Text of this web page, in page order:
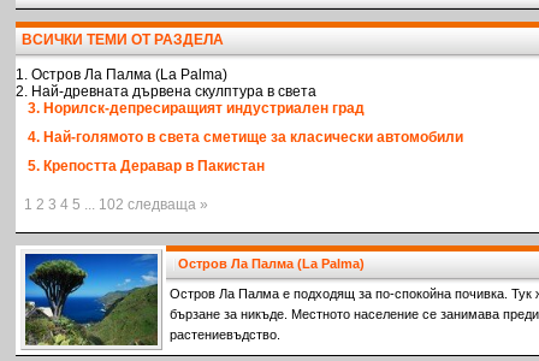
ВСИЧКИ ТЕМИ ОТ РАЗДЕЛА
1. Остров Ла Палма (La Palma)
2. Най-древната дървена скулптура в света
3. Норилск-депресиращият индустриален град
4. Най-голямото в света сметище за класически автомобили
5. Крепостта Деравар в Пакистан
1 2 3 4 5 ... 102 следваща »
Остров Ла Палма (La Palma)
Остров Ла Палма е подходящ за по-спокойна почивка. Тук
бързане за никъде. Местното население се занимава
растениевъдство.